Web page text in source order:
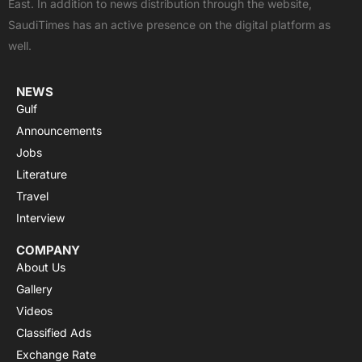
o
k
t
e
e
p
p
r
a
East. In addition to news distribution through the website,
SaudiTimes has an active presence on the digital platform as
well.
NEWS
Gulf
Announcements
Jobs
Literature
Travel
Interview
COMPANY
About Us
Gallery
Videos
Classified Ads
Exchange Rate